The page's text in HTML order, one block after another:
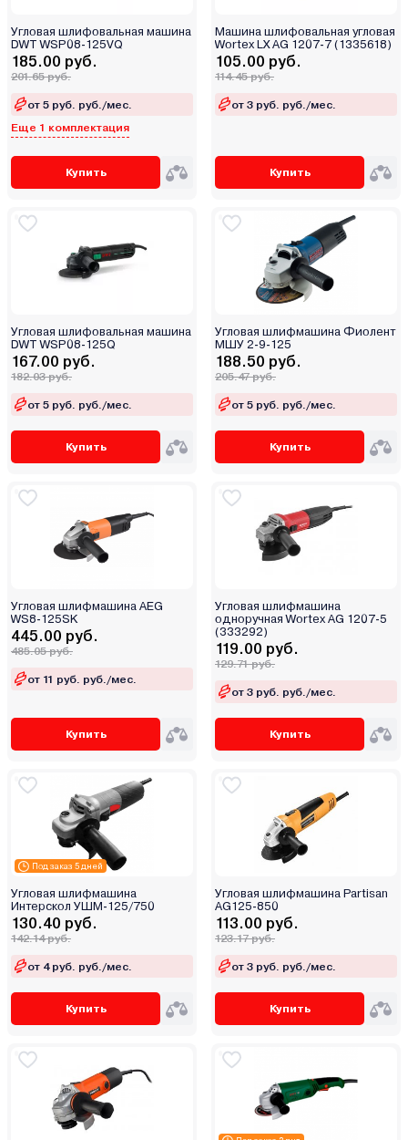
Угловая шлифовальная машина
DWT WSP08-125VQ
185.00 руб.
201.65 руб.
от 5 руб. руб./мес.
Еще 1 комплектация
Купить
Машина шлифовальная угловая
Wortex LX AG 1207-7 (1335618)
105.00 руб.
114.45 руб.
от 3 руб. руб./мес.
Купить
Угловая шлифовальная машина
DWT WSP08-125Q
167.00 руб.
182.03 руб.
от 5 руб. руб./мес.
Купить
Угловая шлифмашина Фиолент
МШУ 2-9-125
188.50 руб.
205.47 руб.
от 5 руб. руб./мес.
Купить
Угловая шлифмашина AEG
WS8-125SK
445.00 руб.
485.05 руб.
от 11 руб. руб./мес.
Купить
Угловая шлифмашина
одноручная Wortex AG 1207-5
(333292)
119.00 руб.
129.71 руб.
от 3 руб. руб./мес.
Купить
Под заказ 5 дней
Угловая шлифмашина
Интерскол УШМ-125/750
130.40 руб.
142.14 руб.
от 4 руб. руб./мес.
Купить
Угловая шлифмашина Partisan
AG125-850
113.00 руб.
123.17 руб.
от 3 руб. руб./мес.
Купить